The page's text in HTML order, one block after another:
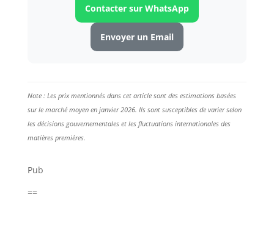
Contacter sur WhatsApp
Envoyer un Email
Note : Les prix mentionnés dans cet article sont des estimations basées
sur le marché moyen en janvier 2026. Ils sont susceptibles de varier selon
les décisions gouvernementales et les fluctuations internationales des
matières premières.
Pub
==